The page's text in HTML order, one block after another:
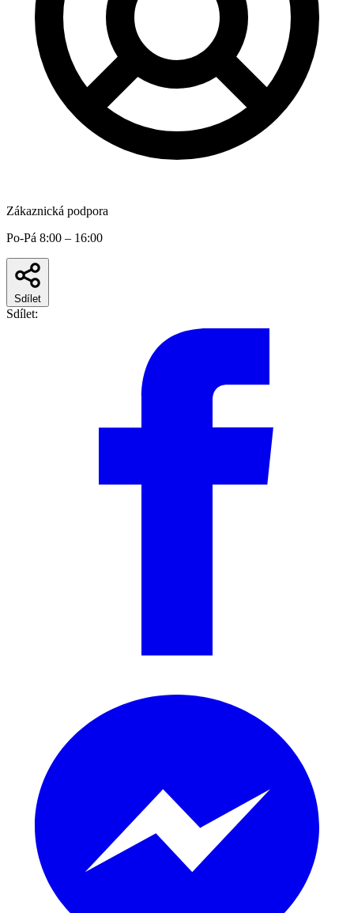
Zákaznická podpora
Po-Pá 8:00 – 16:00
Sdílet
Sdílet: